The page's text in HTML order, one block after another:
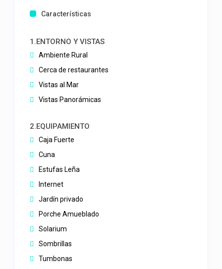
Características
1.ENTORNO Y VISTAS
Ambiente Rural
Cerca de restaurantes
Vistas al Mar
Vistas Panorámicas
2.EQUIPAMIENTO
Caja Fuerte
Cuna
Estufas Leña
Internet
Jardín privado
Porche Amueblado
Solarium
Sombrillas
Tumbonas